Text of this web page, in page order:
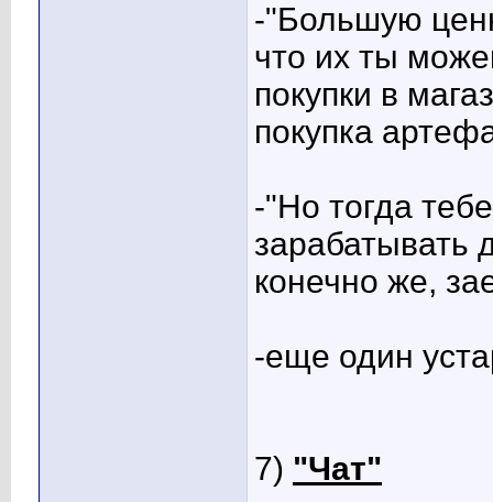
-"Большую
что их ты
покупки в
покупка
-"Но тогда
зарабатывать
конечно же,
-еще один
7) "Чат"